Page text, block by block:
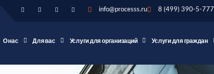
info@processs.ru 8 (499) 390-5-777
О нас Для вас Услуги для организаций Услуги для граждан